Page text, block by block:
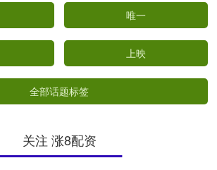
唯一
上映
全部话题标签
关注 涨8配资